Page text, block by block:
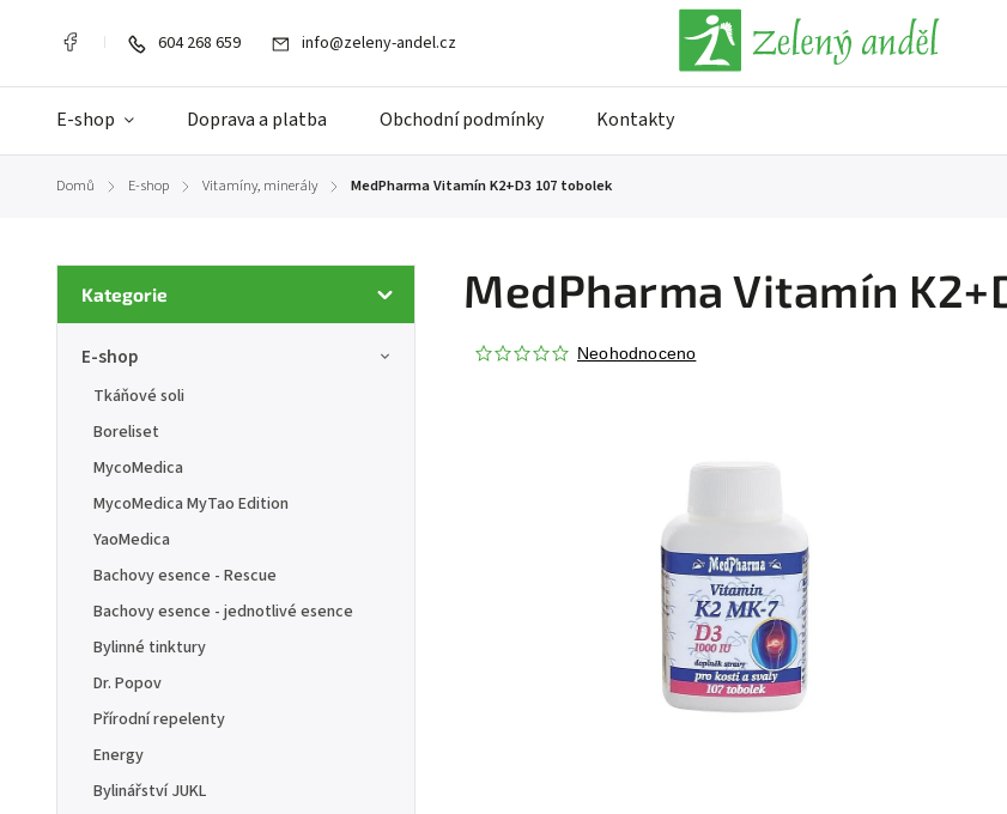
604 268 659 info@zeleny-andel.cz
E-shop Doprava a platba Obchodní podmínky Kontakty
Domů / E-shop / Vitamíny, minerály / MedPharma Vitamín K2+D3 107 tobolek
Kategorie
E-shop
Tkáňové soli
Boreliset
MycoMedica
MycoMedica MyTao Edition
YaoMedica
Bachovy esence - Rescue
Bachovy esence - jednotlivé esence
Bylinné tinktury
Dr. Popov
Přírodní repelenty
Energy
Bylinářství JUKL
MedPharma Vitamín
Neohodnoceno